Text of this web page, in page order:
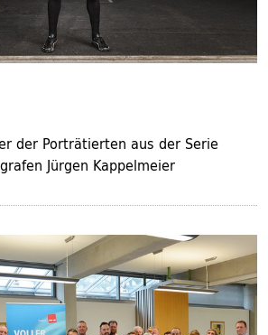
der Porträtierten aus der Serie
Jürgen Kappelmeier